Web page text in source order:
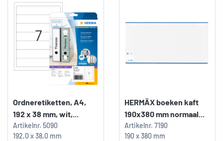
Ordneretiketten, A4,
192 x 38 mm, wit,...
Artikelnr. 5090
192,0 x 38,0 mm
HERMÄX boeken kaft
190x380 mm normaal...
Artikelnr. 7190
190 x 380 mm